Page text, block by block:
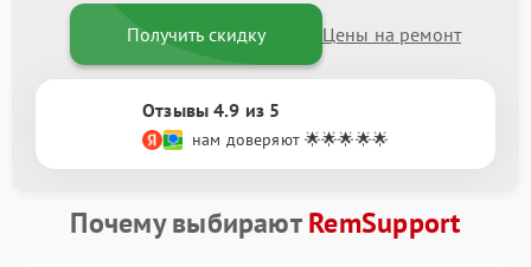
Получить скидку Цены на ремонт
Отзывы 4.9 из 5
нам доверяют 🌟🌟🌟🌟🌟
Почему выбираютRemSupport